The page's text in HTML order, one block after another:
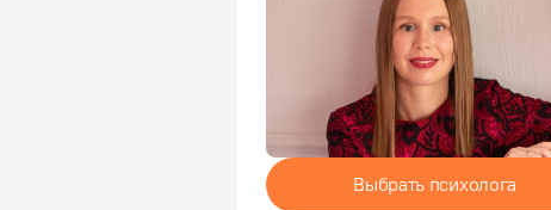
Выбрать психолога